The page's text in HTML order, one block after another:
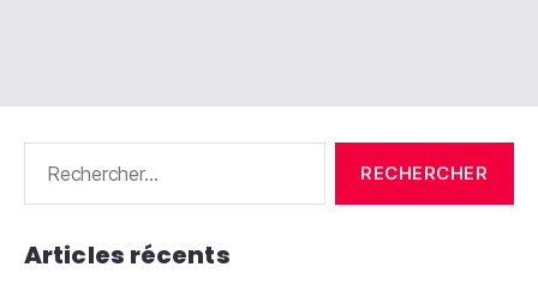
Articles récents